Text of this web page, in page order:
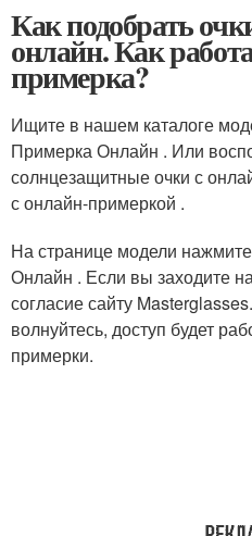
Как подобрать
онлайн. Как
примерка?
Ищите в нашем каталоге
Примерка Онлайн . Или
солнцезащитные очки с
с онлайн-примеркой .
На странице модели
Онлайн . Если вы заходите
согласие сайту
волнуйтесь, доступ будет
примерки.